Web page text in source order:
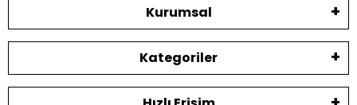
Kurumsal
Kategoriler